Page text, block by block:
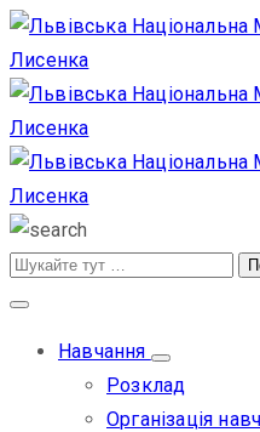
Навчання
Розклад
Організація